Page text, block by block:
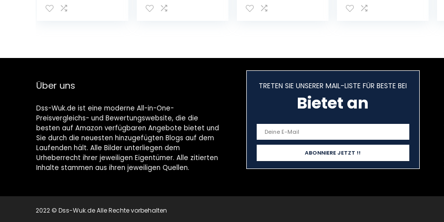
20 W
geen flikkeren,
verpakking van
6 stuks
stuks
Über uns
Dss-Wuk.de ist eine moderne All-in-One-
Preisvergleichs- und Bewertungswebsite, die die
besten auf Amazon verfügbaren Angebote bietet und
Sie durch die neuesten hinzugefügten Blogs auf dem
Laufenden hält. Alle Bilder unterliegen dem
Urheberrecht ihrer jeweiligen Eigentümer. Alle zitierten
Inhalte stammen aus ihren jeweiligen Quellen.
TRETEN SIE UNSERER MAIL-LISTE FÜR BESTE BEI
Bietet an
2022 © Dss-Wuk.de Alle Rechte vorbehalten